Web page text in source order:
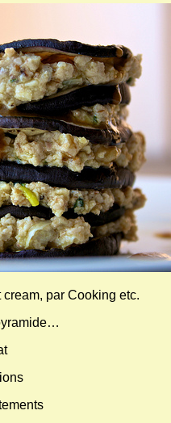
par Cooking etc.